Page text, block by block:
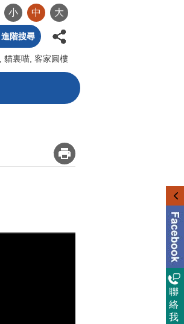
小 中 大
進階搜尋
貓裏喵 客家圓樓
_
聯
絡
我